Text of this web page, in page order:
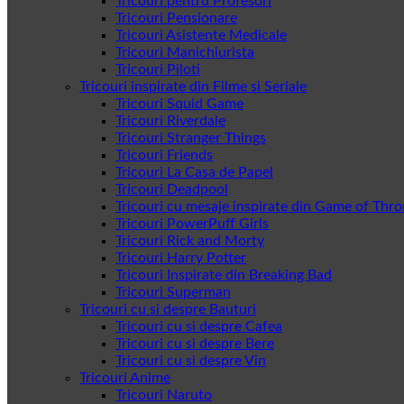
Tricouri Pensionare
Tricouri Asistente Medicale
Tricouri Manichiurista
Tricouri Piloti
Tricouri inspirate din Filme si Seriale
Tricouri Squid Game
Tricouri Riverdale
Tricouri Stranger Things
Tricouri Friends
Tricouri La Casa de Papel
Tricouri Deadpool
Tricouri cu mesaje inspirate din Game of
Tricouri PowerPuff Girls
Tricouri Rick and Morty
Tricouri Harry Potter
Tricouri Inspirate din Breaking Bad
Tricouri Superman
Tricouri cu si despre Bauturi
Tricouri cu si despre Cafea
Tricouri cu si despre Bere
Tricouri cu si despre Vin
Tricouri Anime
Tricouri Naruto